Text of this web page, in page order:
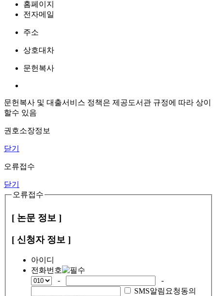
홈페이지
전자메일
주소
상호대차
문헌복사
문헌복사 및 대출서비스 정책은 제공도서관 규정에 따라 상이
할수 있음
권호소장정보
닫기
오류접수
닫기
오류접수
[ 논문 정보 ]
[ 신청자 정보 ]
아이디
전화번호
-
-
SMS알림요청동의